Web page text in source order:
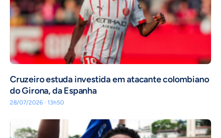
Cruzeiro estuda investida em atacante colombiano
do Girona, da Espanha
28/07/2026 · 13h50